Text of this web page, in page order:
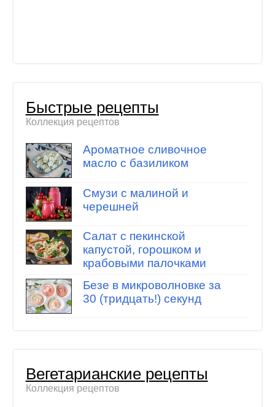
Быстрые рецепты
Коллекция рецептов
Ароматное сливочное
масло с базиликом
Смузи с малиной и
черешней
Салат с пекинской
капустой, горошком и
крабовыми палочками
Безе в микроволновке за
30 (тридцать!) секунд
Вегетарианские рецепты
Коллекция рецептов